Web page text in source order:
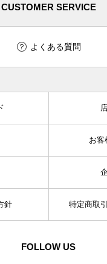
CUSTOMER SERVICE
よくある質問
お客
針 特定商取
FOLLOW US